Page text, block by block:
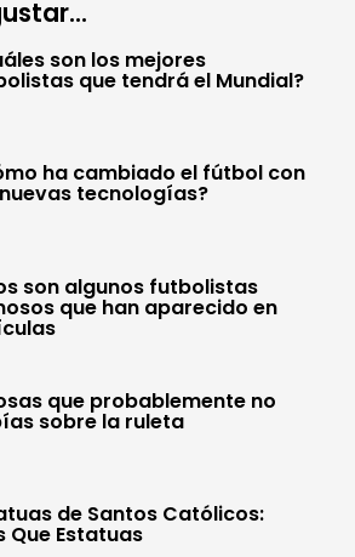
son los mejores
que tendrá el Mundial?
ha cambiado el fútbol con
tecnologías?
son algunos futbolistas
que han aparecido en
que probablemente no
sobre la ruleta
de Santos Católicos:
Que Estatuas